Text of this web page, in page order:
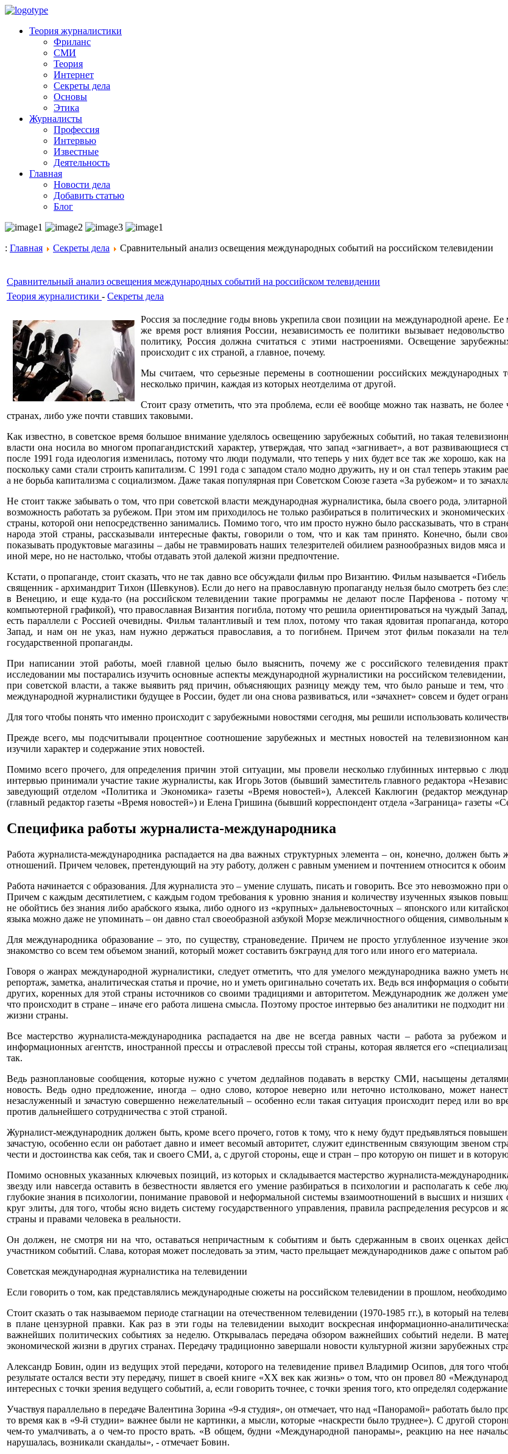
Теория журналистики
Фриланс
СМИ
Теория
Интернет
Секреты дела
Основы
Этика
Журналисты
Профессия
Интервью
Известные
Деятельность
Главная
Новости дела
Добавить статью
Блог
: Главная Секреты дела Сравнительный анализ освещения международных событий на российском телевидении
Сравнительный анализ освещения международных событий на российском телевидении
Теория журналистики - Секреты дела
Россия за последние годы вновь укрепила свои позиции на международной арене.
же время рост влияния России, независимость ее политики вызывает
политику, Россия должна считаться с этими настроениями. Освещение
происходит с их страной, а главное, почему.
Мы считаем, что серьезные перемены в соотношении российских международных
несколько причин, каждая из которых неотделима от другой.
Стоит сразу отметить, что эта проблема, если её вообще можно так назвать, не
странах, либо уже почти ставших таковыми.
Как известно, в советское время большое внимание уделялось освещению зарубежных событий, но такая
власти она носила во многом пропагандистский характер, утверждая, что запад «загнивает», а вот
после 1991 года идеология изменилась, потому что люди подумали, что теперь у них будет все так же хорошо, как
поскольку сами стали строить капитализм. С 1991 года с западом стало модно дружить, ну и он стал теперь этаким
а не борьба капитализма с социализмом. Даже такая популярная при Советском Союзе газета «За рубежом» и то
Не стоит также забывать о том, что при советской власти международная журналистика, была своего рода,
возможность работать за рубежом. При этом им приходилось не только разбираться в политических и
страны, которой они непосредственно занимались. Помимо того, что им просто нужно было рассказывать, что в
народа этой страны, рассказывали интересные факты, говорили о том, что и как там принято. Конечно, были
показывать продуктовые магазины – дабы не травмировать наших телезрителей обилием разнообразных видов
иной мере, но не настолько, чтобы отдавать этой далекой жизни предпочтение.
Кстати, о пропаганде, стоит сказать, что не так давно все обсуждали фильм про Византию. Фильм называется
священник - архимандрит Тихон (Шевкунов). Если до него на православную пропаганду нельзя было смотреть без
в Венецию, и еще куда-то (на российском телевидении такие программы не делают после Парфенова - потому
компьютерной графикой), что православная Византия погибла, потому что решила ориентироваться на чуждый
есть параллели с Россией очевидны. Фильм талантливый и тем плох, потому что такая ядовитая пропаганда,
Запад, и нам он не указ, нам нужно держаться православия, а то погибнем. Причем этот фильм показали на
государственной пропаганды.
При написании этой работы, моей главной целью было выяснить, почему же с российского телевидения
исследовании мы постарались изучить основные аспекты международной журналистики на российском
при советской власти, а также выявить ряд причин, объясняющих разницу между тем, что было раньше и тем,
международной журналистики будущее в России, будет ли она снова развиваться, или «зачахнет» совсем и будет
Для того чтобы понять что именно происходит с зарубежными новостями сегодня, мы решили использовать
Прежде всего, мы подсчитывали процентное соотношение зарубежных и местных новостей на телевизионном
изучили характер и содержание этих новостей.
Помимо всего прочего, для определения причин этой ситуации, мы провели несколько глубинных интервью с
интервью принимали участие такие журналисты, как Игорь Зотов (бывший заместитель главного редактора
заведующий отделом «Политика и Экономика» газеты «Время новостей»), Алексей Каклюгин (редактор
(главный редактор газеты «Время новостей») и Елена Гришина (бывший корреспондент отдела «Заграница» газеты
Специфика работы журналиста-международника
Работа журналиста-международника распадается на два важных структурных элемента – он, конечно, должен
отношений. Причем человек, претендующий на эту работу, должен с равным умением и почтением относится к обоим
Работа начинается с образования. Для журналиста это – умение слушать, писать и говорить. Все это невозможно
Причем с каждым десятилетием, с каждым годом требования к уровню знания и количеству изученных языков
не обойтись без знания либо арабского языка, либо одного из «крупных» дальневосточных – японского или
языка можно даже не упоминать – он давно стал своеобразной азбукой Морзе межличностного общения, символьным
Для международника образование – это, по существу, страноведение. Причем не просто углубленное изучение
знакомство со всем тем объемом знаний, который может составить бэкграунд для того или иного его материала.
Говоря о жанрах международной журналистики, следует отметить, что для умелого международника важно уметь
репортаж, заметка, аналитическая статья и прочие, но и уметь оригинально сочетать их. Ведь вся информация о
других, коренных для этой страны источников со своими традициями и авторитетом. Международник же должен
что происходит в стране – иначе его работа лишена смысла. Поэтому простое интервью без аналитики не подходит
жизни страны.
Все мастерство журналиста-международника распадается на две не всегда равных части – работа за
информационных агентств, иностранной прессы и отраслевой прессы той страны, которая является его
так.
Ведь разноплановые сообщения, которые нужно с учетом дедлайнов подавать в верстку СМИ, насыщены
новость. Ведь одно предложение, иногда – одно слово, которое неверно или неточно истолковано, может
незаслуженный и зачастую совершенно нежелательный – особенно если такая ситуация происходит перед или во
против дальнейшего сотрудничества с этой страной.
Журналист-международник должен быть, кроме всего прочего, готов к тому, что к нему будут предъявляться
зачастую, особенно если он работает давно и имеет весомый авторитет, служит единственным связующим звеном
чести и достоинства как себя, так и своего СМИ, а, с другой стороны, еще и стран – про которую он пишет и в
Помимо основных указанных ключевых позиций, из которых и складывается мастерство журналиста-
звезду или навсегда оставить в безвестности является его умение разбираться в психологии и располагать к
глубокие знания в психологии, понимание правовой и неформальной системы взаимоотношений в высших и
круг элиты, для того, чтобы ясно видеть систему государственного управления, правила распределения ресурсов и
страны и правами человека в реальности.
Он должен, не смотря ни на что, оставаться непричастным к событиям и быть сдержанным в своих оценках
участником событий. Слава, которая может последовать за этим, часто прельщает международников даже с опытом
Советская международная журналистика на телевидении
Если говорить о том, как представлялись международные сюжеты на российском телевидении в прошлом,
Стоит сказать о так называемом периоде стагнации на отечественном телевидении (1970-1985 гг.), в который на
в плане цензурной правки. Как раз в эти годы на телевидении выходит воскресная информационно-
важнейших политических событиях за неделю. Открывалась передача обзором важнейших событий недели. В
экономической жизни в других странах. Передачу традиционно завершали новости культурной жизни зарубежных
Александр Бовин, один из ведущих этой передачи, которого на телевидение привел Владимир Осипов, для того
результате остался вести эту передачу, пишет в своей книге «ХХ век как жизнь» о том, что он провел 80
интересных с точки зрения ведущего событий, а, если говорить точнее, с точки зрения того, кто определял
Участвуя параллельно в передаче Валентина Зорина «9-я студия», он отмечает, что над «Панорамой» работать
то время как в «9-й студии» важнее были не картинки, а мысли, которые «наскрести было труднее»). С другой
чем-то умалчивать, а о чем-то просто врать. «В общем, будни «Международной панорамы», реакцию на нее
нарушалась, возникали скандалы», - отмечает Бовин.